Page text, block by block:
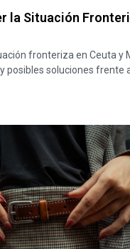
la Situación
fronteriza en Ceuta y
posibles soluciones frente